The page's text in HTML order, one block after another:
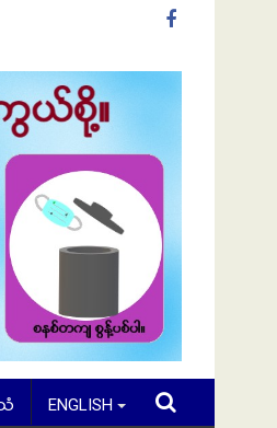
ENGLISH